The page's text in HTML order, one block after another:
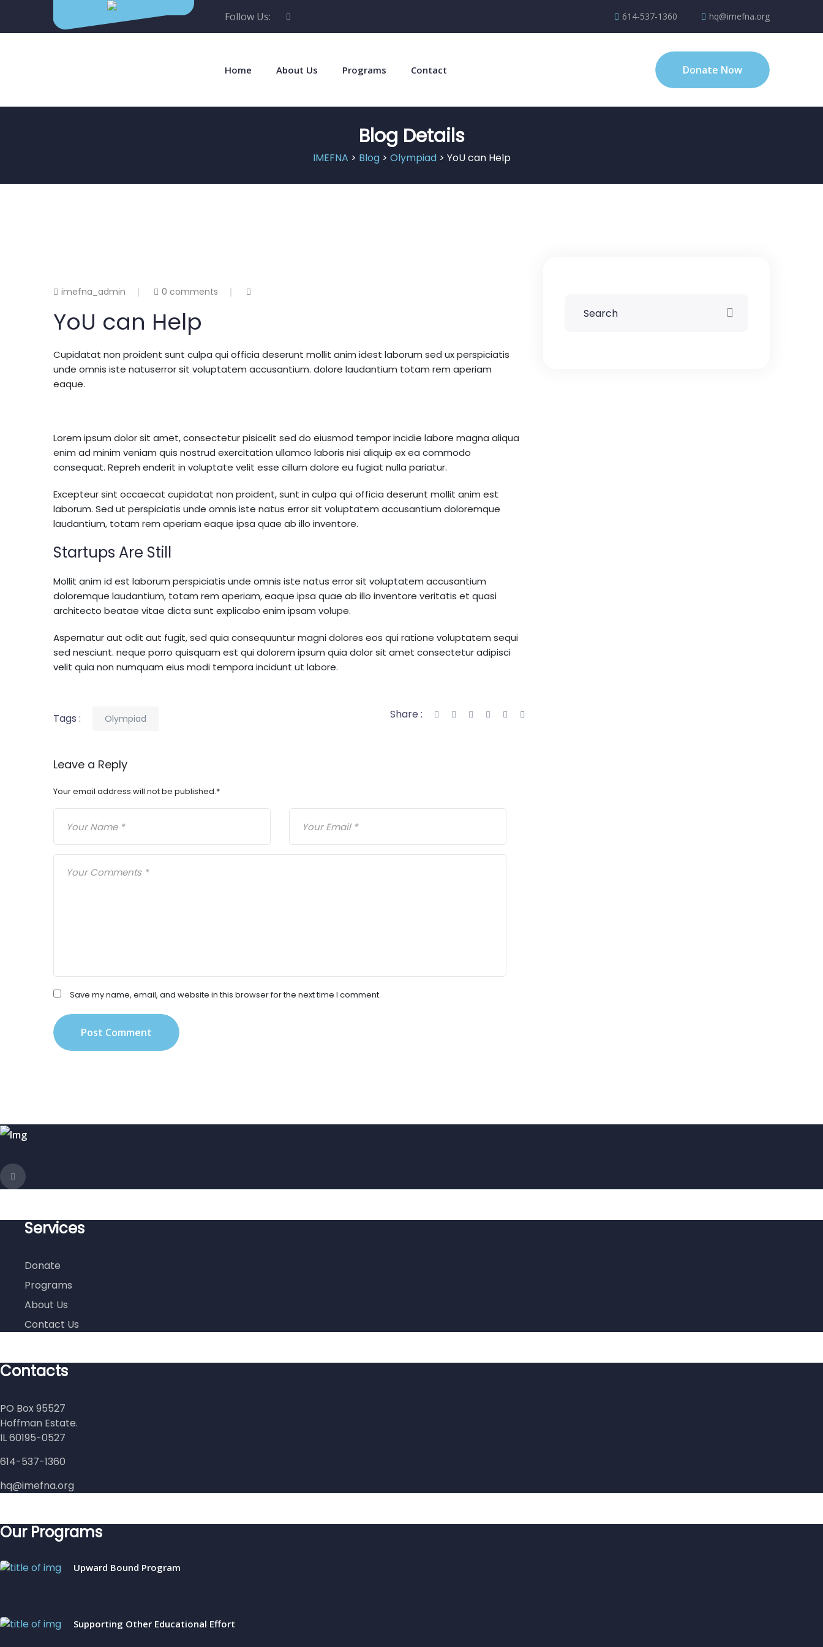
Follow Us: 614-537-1360 hq@imefna.org
Home About Us Programs Contact Donate Now
Blog Details
IMEFNA > Blog> Olympiad> YoU can Help
imefna_admin 0 comments
YoU can Help
Cupidatat non proident sunt culpa qui officia deserunt mollit anim idest laborum sed ux perspiciatis
unde omnis iste natuserror sit voluptatem accusantium. dolore laudantium totam rem aperiam
eaque.
Lorem ipsum dolor sit amet, consectetur pisicelit sed do eiusmod tempor incidie labore magna aliqua
enim ad minim veniam quis nostrud exercitation ullamco laboris nisi aliquip ex ea commodo
consequat. Repreh enderit in voluptate velit esse cillum dolore eu fugiat nulla pariatur.
Excepteur sint occaecat cupidatat non proident, sunt in culpa qui officia deserunt mollit anim est
laborum. Sed ut perspiciatis unde omnis iste natus error sit voluptatem accusantium doloremque
laudantium, totam rem aperiam eaque ipsa quae ab illo inventore.
Startups Are Still
Mollit anim id est laborum perspiciatis unde omnis iste natus error sit voluptatem accusantium
doloremque laudantium, totam rem aperiam, eaque ipsa quae ab illo inventore veritatis et quasi
architecto beatae vitae dicta sunt explicabo enim ipsam volupe.
Aspernatur aut odit aut fugit, sed quia consequuntur magni dolores eos qui ratione voluptatem sequi
sed nesciunt. neque porro quisquam est qui dolorem ipsum quia dolor sit amet consectetur adipisci
velit quia non numquam eius modi tempora incidunt ut labore.
Tags : Olympiad Share :
Leave a Reply
Your email address will not be published.*
Save my name, email, and website in this browser for the next time I comment.
Post Comment
Services
Donate
Programs
About Us
Contact Us
Contacts
PO Box 95527
Hoffman Estate.
IL 60195-0527
614-537-1360
hq@imefna.org
Our Programs
Upward Bound Program
Supporting Other Educational Effort